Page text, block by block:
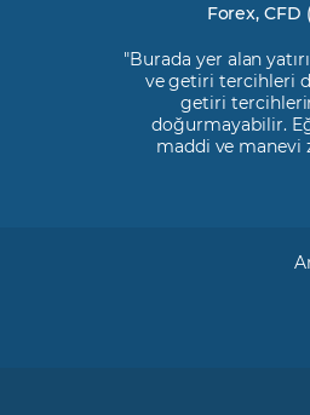
Forex,
"Burada yer alan
ve getiri tercihleri
getiri
doğurmayabilir.
maddi ve manevi